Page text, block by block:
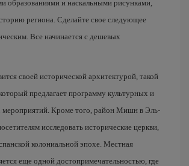
образованиями и наскальными рисунками,
региона. Сделайте свое следующее
Все начинается с дешевых
своей исторической архитектурой, такой
предлагает программу культурных и
мероприятий. Кроме того, район Мишн в Эль-
исследовать исторические церкви,
колониальной эпохе. Местная
еще одной достопримечательностью, где